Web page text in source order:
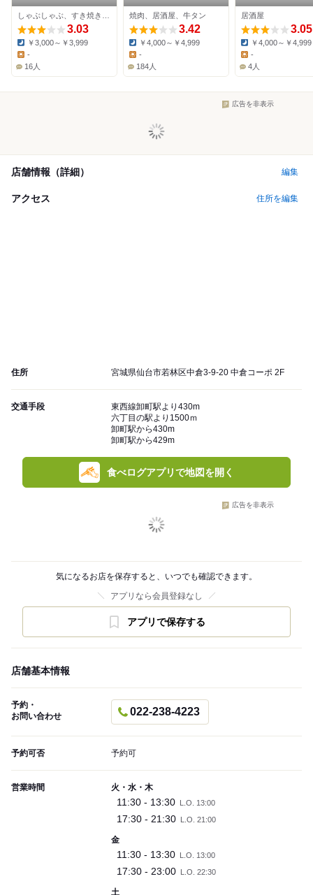
仙台一番町店
3.03
Dinner:
￥3,000～￥3,999
Lunch:
-
16人
焼肉、居酒屋、牛タン
3.42
Dinner:
￥4,000～￥4,999
-
184人
ち
居酒屋
3.05
Dinner:
￥4,000～￥4,999
Lunch:
-
4人
広告を非表示
店舗情報（詳細） 編集
アクセス 住所を編集
住所 宮城県仙台市若林区中倉3-9-20 中倉コーポ 2F
交通手段
東西線卸町駅より430m
六丁目の駅より1500ｍ
卸町駅から430m
卸町駅から429m
食べログアプリで地図を開く
広告を非表示
気になるお店を保存すると、いつでも確認できます。
アプリなら会員登録なし
アプリで保存する
店舗基本情報
予約・
お問い合わせ
022-238-4223
予約可否 予約可
営業時間 火・水・木
11:30 - 13:30 L.O. 13:00
17:30 - 21:30 L.O. 21:00
金
11:30 - 13:30 L.O. 13:00
17:30 - 23:00 L.O. 22:30
土